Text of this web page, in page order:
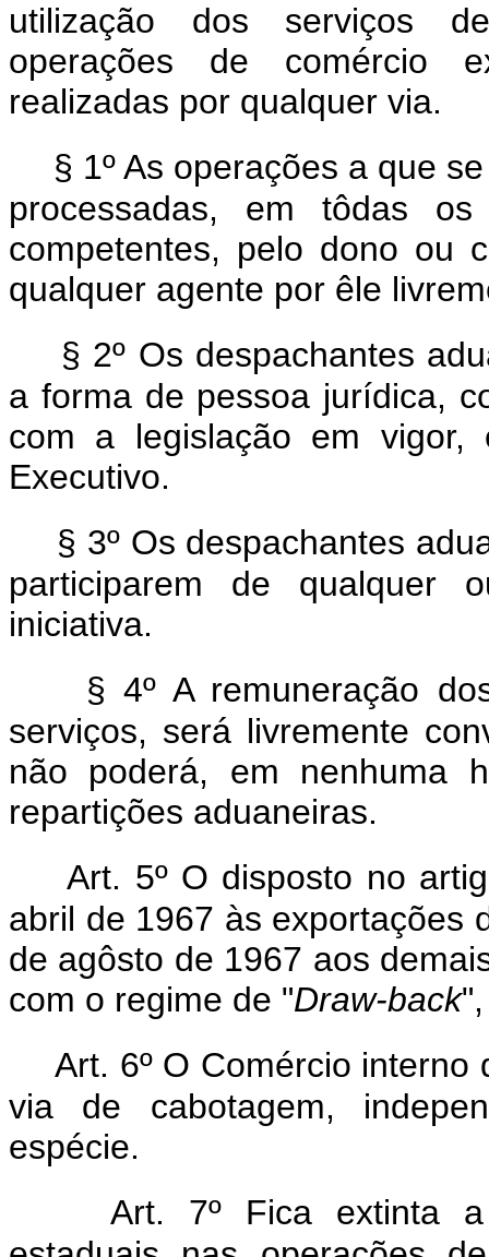
utilização dos serviços
operações de comércio
realizadas por qualquer via.
§ 1º As operações a que
processadas, em tôdas
competentes, pelo dono ou
qualquer agente por êle
§ 2º Os despachantes
a forma de pessoa jurídica,
com a legislação em
Executivo.
§ 3º Os despachantes
participarem de qualquer
iniciativa.
§ 4º A remuneração
serviços, será livremente
não poderá, em nenhuma
repartições aduaneiras.
Art. 5º O disposto no
abril de 1967 às exportações
de agôsto de 1967 aos
com o regime de "Draw-back
Art. 6º O Comércio
via de cabotagem,
espécie.
Art. 7º Fica extinta a